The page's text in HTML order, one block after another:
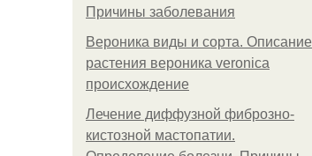
Причины заболевания
Вероника виды и сорта. Описание
растения вероника veronica
происхождение
Лечение диффузной фиброзно-
кистозной мастопатии.